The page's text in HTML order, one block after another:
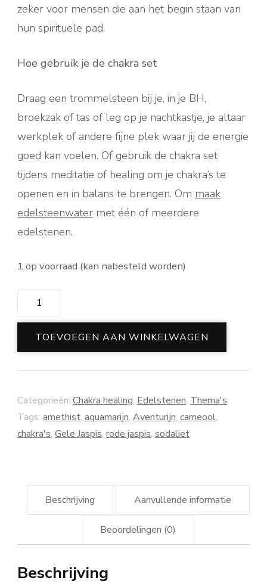
zeker voor mensen die aan het begin staan van
hun spirituele pad.
Hoe gebruik je de chakra set
Draag een trommelsteen bij je, in je BH,
broekzak of tas of leg op je nachtkastje, je altaar
werkplek of andere fijne plek waar jij de energie
goed kan voelen. Of gebruik de chakra set
tijdens meditatie of healing om je chakra’s te
openen en in balans te brengen. Om maak
edelsteenwater met één of meerdere
edelstenen.
1 op voorraad (kan nabesteld worden)
Chakra
trommelstenen
aantal
TOEVOEGEN AAN WINKELWAGEN
Categorieën: Chakra healing, Edelstenen, Thema's
Tags: amethist, aquamarijn, Aventurijn, carneool,
chakra's, Gele Jaspis, rode jaspis, sodaliet
Beschrijving Aanvullende informatie
Beoordelingen (0)
Beschrijving